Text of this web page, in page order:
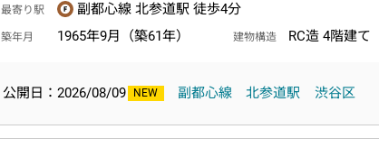
最寄り駅 副都心線 北参道駅 徒歩4分
築年月 1965年9月（築61年） 建物構造 RC造 4階建て
公開日：2026/08/09 副都心線 北参道駅 渋谷区